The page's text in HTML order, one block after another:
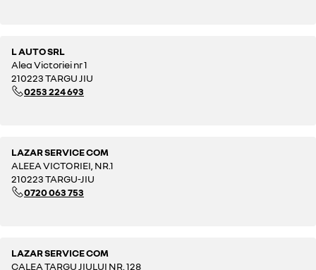
L AUTO SRL
Alea Victoriei nr 1
210223 TARGU JIU
0253 224 693
LAZAR SERVICE COM
ALEEA VICTORIEI, NR.1
210223 TARGU-JIU
0720 063 753
LAZAR SERVICE COM
CALEA TARGU JIULUI NR. 128